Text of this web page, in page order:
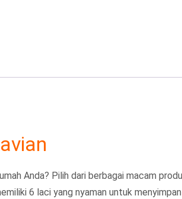
Anda? Pilih dari berbagai macam
6 laci yang nyaman untuk